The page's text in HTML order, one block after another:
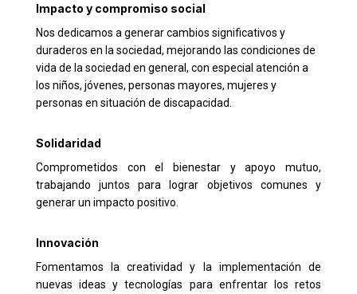
Impacto y compromiso social
Nos dedicamos a generar cambios significativos y
duraderos en la sociedad, mejorando las condiciones de
vida de la sociedad en general, con especial atención a
los niños, jóvenes, personas mayores, mujeres y
personas en situación de discapacidad.
Solidaridad
Comprometidos con el bienestar y apoyo mutuo,
trabajando juntos para lograr objetivos comunes y
generar un impacto positivo.
Innovación
Fomentamos la creatividad y la implementación de
nuevas ideas y tecnologías para enfrentar los retos